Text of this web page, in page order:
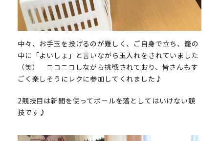
中々、お手玉を投げるのが難しく、ご自身で立ち、籠の
中に「よいしょ」と言いながら玉入れをされていました
（笑） ニコニコしながら挑戦されており、皆さんもす
ごく楽しそうにレクに参加してくれました♪
2競技目は新聞を使ってボールを落としてはいけない競
技です♪